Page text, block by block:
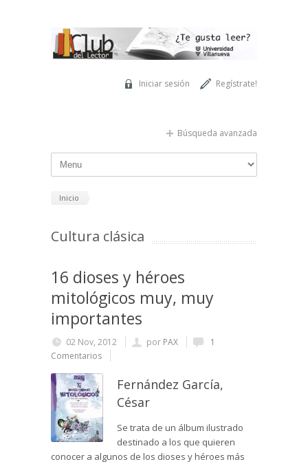
Regístrate!
Iniciar sesión
Búsqueda avanzada
Inicio
Cultura clásica
16 dioses y héroes
mitológicos muy, muy
importantes
02 Nov, 2012 por PAX
1
Comentarios
Fernández García,
César
Se trata de un álbum ilustrado
destinado a los que quieren
conocer a algunos de los dioses y héroes más